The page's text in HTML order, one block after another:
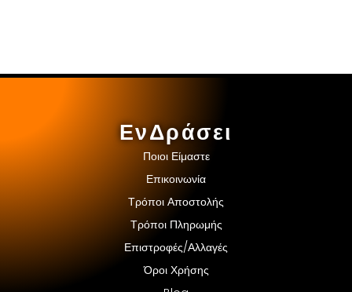
ΕνΔράσει
Ποιοι Είμαστε
Επικοινωνία
Τρόποι Αποστολής
Τρόποι Πληρωμής
Επιστροφές/Αλλαγές
Όροι Χρήσης